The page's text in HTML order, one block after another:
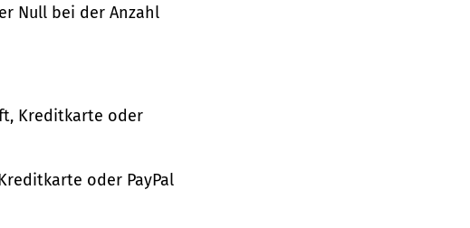
Null bei der Anzahl
Kreditkarte oder
oder PayPal